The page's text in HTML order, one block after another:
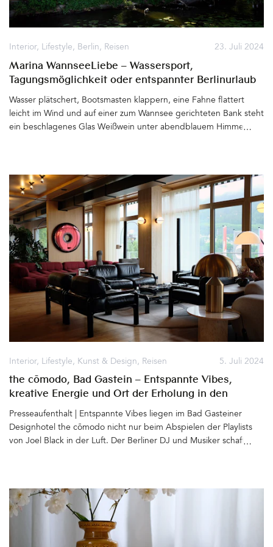
23. Juli 2024
Interior, Lifestyle, Berlin, Reisen
Marina WannseeLiebe – Wassersport,
Tagungsmöglichkeit oder entspannter Berlinurlaub
direkt am Wasser
Wasser plätschert, Bootsmasten klappern, eine Fahne flattert
leicht im Wind und auf einer zum Wannsee gerichteten Bank steht
ein beschlagenes Glas Weißwein unter abendblauem Himmel. Ein
WannseeLiebe und des Bootshauses Waller. Bereits beim ersten
Blick über den Zaun stellt sich Urlaubsgefühl ein. Ab hier nur
noch Wiese, glitzerndes Wasser und viele Boote, die schaukelnd
darauf warten, in den See zu stechen. Besucher betreten gleich
zwei Seegrundstücke privater Besitzer, die direkt nebeneinander
liegen und gemeinsam einen Ort der Entschleunigung
bilden. &hellip
5. Juli 2024
Interior, Lifestyle, Kunst & Design, Reisen
the cōmodo, Bad Gastein – Entspannte Vibes,
kreative Energie und Ort der Erholung in den
österreichischen Alpen
Presseaufenthalt | Entspannte Vibes liegen im Bad Gasteiner
Designhotel the cōmodo nicht nur beim Abspielen der Playlists
von Joel Black in der Luft. Der Berliner DJ und Musiker schafft es
gut ist, liegt an den Gastgebern, dem Team, den vielen
herzlichen Menschen, die hier arbeiten. Die Berliner Architektin
und Inhaberin des the cōmodo Barbara Elwardt schafft es, aus
der Ferne ein Hotel zu betreiben als sei es familiengeführt. Sie